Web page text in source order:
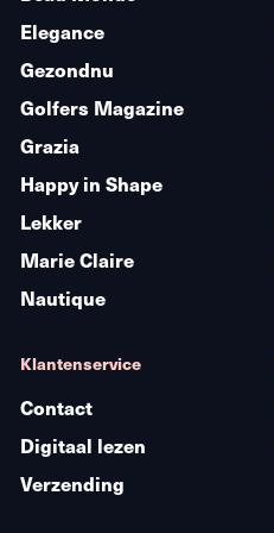
Elegance
Gezondnu
Golfers Magazine
Grazia
Happy in Shape
Lekker
Marie Claire
Nautique
Klantenservice
Contact
Digitaal lezen
Verzending